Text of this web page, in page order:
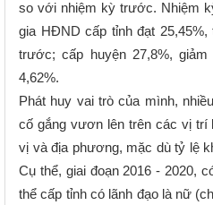
so với nhiệm kỳ trước. Nhiệm
gia HĐND cấp tỉnh đạt
trước; cấp huyện 27,8%,
4,62%.
Phát huy vai trò của mình,
cố gắng vươn lên trên các vị
vị và địa phương, mặc dù tỷ lệ
Cụ thể, giai đoạn 2016 - 2020,
thể cấp tỉnh có lãnh đạo là nữ